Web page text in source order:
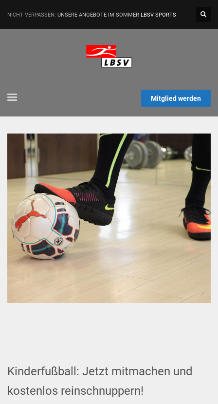
NICHT VERPASSEN: UNSERE ANGEBOTE IM SOMMER LBSV SPORTS
Mitglied werden
Kinderfußball: Jetzt mitmachen und
kostenlos reinschnuppern!